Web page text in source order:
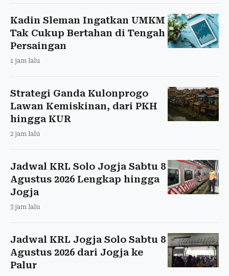
Kadin Sleman Ingatkan UMKM
Tak Cukup Bertahan di Tengah
Persaingan
1 jam lalu
Strategi Ganda Kulonprogo
Lawan Kemiskinan, dari PKH
hingga KUR
2 jam lalu
Jadwal KRL Solo Jogja Sabtu 8
Agustus 2026 Lengkap hingga
Jogja
3 jam lalu
Jadwal KRL Jogja Solo Sabtu 8
Agustus 2026 dari Jogja ke
Palur